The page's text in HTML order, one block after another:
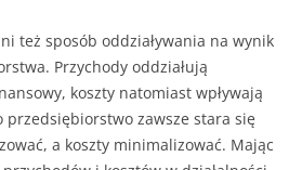
też sposób oddziaływania na wynik
Przychody oddziałują
koszty natomiast wpływają
przedsiębiorstwo zawsze stara się
a koszty minimalizować. Mając